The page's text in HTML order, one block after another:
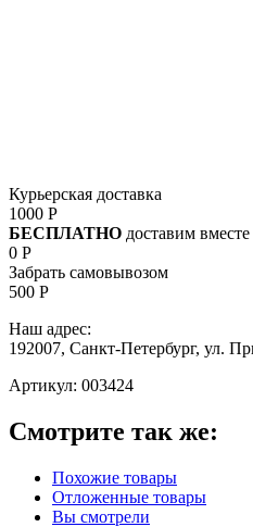
Курьерская доставка
1000 Р
БЕСПЛАТНО доставим
0 Р
Забрать самовывозом
500 Р
Наш адрес:
192007, Санкт-Петербург, ул.
Артикул: 003424
Смотрите так же:
Похожие товары
Отложенные товары
Вы смотрели